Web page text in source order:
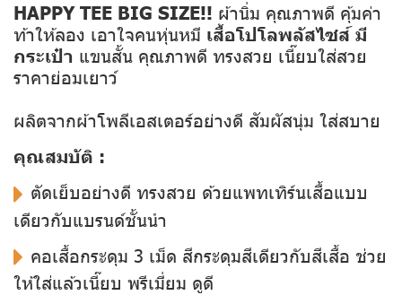
HAPPY TEE BIG SIZE!! ผ้านิ่ม คุณภาพดี คุ้มค่า
ท้าให้ลอง เอาใจคนหุ่นหมี เสื้อโปโลพลัสไซส์ มี
กระเป๋า แขนสั้น คุณภาพดี ทรงสวย เนี๊ยบใส่สวย
ราคาย่อมเยาว์
ผลิตจากผ้าโพลีเอสเตอร์อย่างดี สัมผัสนุ่ม ใส่สบาย
คุณสมบัติ :
ตัดเย็บอย่างดี ทรงสวย ด้วยแพทเทิร์นเสื้อแบบ
เดียวกับแบรนด์ชั้นนำ
คอเสื้อกระดุม 3 เม็ด สีกระดุมสีเดียวกับสีเสื้อ ช่วย
ให้ใส่แล้วเนี๊ยบ พรีเมี่ยม ดูดี